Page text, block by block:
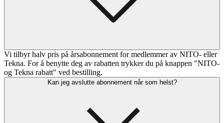
Vi tilbyr halv pris på årsabonnement for medlemmer av NITO- eller
Tekna. For å benytte deg av rabatten trykker du på knappen "NITO-
og Tekna rabatt" ved bestilling.
Kan jeg avslutte abonnement når som helst?